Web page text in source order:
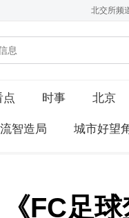
北交所频
点 时事 北京
智造局 城市好望
FC足